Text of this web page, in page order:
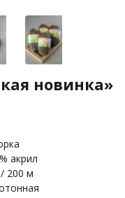
новинка»
акрил
200 м